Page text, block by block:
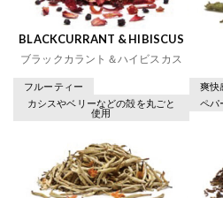
BLACKCURRANT & HIBISCUS
ブラックカラント＆ハイビスカス
フルーティー
カシスやベリーなどの殻を丸ごと
使用
爽快
ペパ